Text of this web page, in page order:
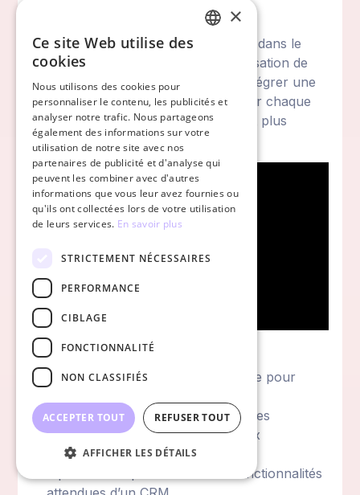
Sales Force vous accompagne aussi dans le
management de lead et dans l’organisation de
votre pipeline. Ainsi, vous pouvez intégrer une
stratégie de lead scoring pour évaluer chaque
lead et convertir plus efficacement et plus
rapidement vos prospects.
Les + de Sales Force :
Il existe une version d’essai gratuite pour
Il permet de suivre l’engagement des
utilisateurs sur les réseaux sociaux
Il dispose d’une application mobile
Il possède la quasi-totalité des fonctionnalités
×
Ce site Web utilise des
cookies
Nous utilisons des cookies pour
personnaliser le contenu, les publicités et
analyser notre trafic. Nous partageons
également des informations sur votre
utilisation de notre site avec nos
partenaires de publicité et d'analyse qui
peuvent les combiner avec d'autres
informations que vous leur avez fournies ou
qu'ils ont collectées lors de votre utilisation
de leurs services. En savoir plus
STRICTEMENT NÉCESSAIRES
PERFORMANCE
CIBLAGE
FONCTIONNALITÉ
NON CLASSIFIÉS
ACCEPTER TOUT REFUSER TOUT
AFFICHER LES DÉTAILS